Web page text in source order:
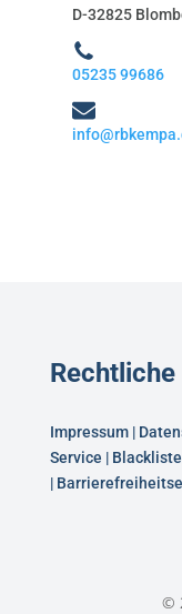
D-32825
05235 99686
Impressum|
Service |
|
©